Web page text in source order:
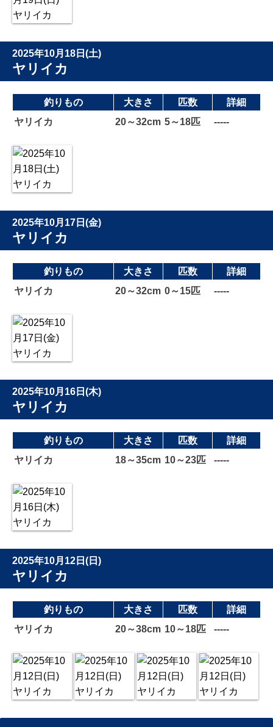
2025年10月18日(土)
ヤリイカ
釣りもの 大きさ 匹数
詳細
ヤリイカ
20～32cm 5～18匹 -----
2025年10月17日(金)
ヤリイカ
釣りもの 大きさ 匹数
詳細
ヤリイカ
20～32cm 0～15匹 -----
2025年10月16日(木)
ヤリイカ
釣りもの 大きさ 匹数
詳細
ヤリイカ
18～35cm 10～23匹 -----
2025年10月12日(日)
ヤリイカ
釣りもの 大きさ 匹数
詳細
ヤリイカ
20～38cm 10～18匹 -----